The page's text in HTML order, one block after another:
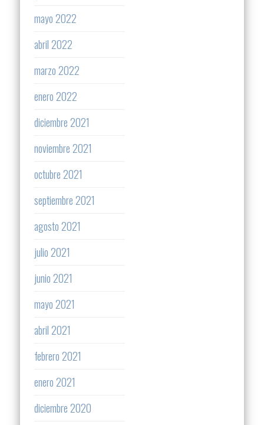
mayo 2022
abril 2022
marzo 2022
enero 2022
diciembre 2021
noviembre 2021
octubre 2021
septiembre 2021
agosto 2021
julio 2021
junio 2021
mayo 2021
abril 2021
febrero 2021
enero 2021
diciembre 2020